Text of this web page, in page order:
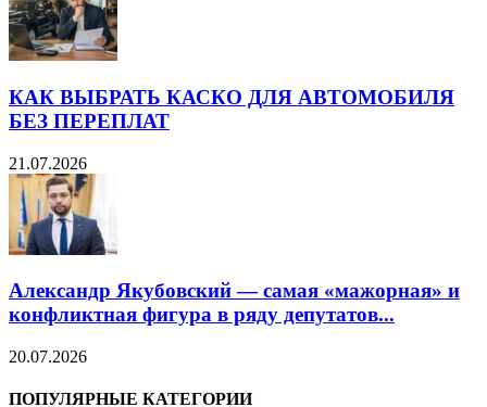
КАК ВЫБРАТЬ КАСКО ДЛЯ АВТОМОБИЛЯ
БЕЗ ПЕРЕПЛАТ
21.07.2026
Александр Якубовский — самая «мажорная» и
конфликтная фигура в ряду депутатов...
20.07.2026
ПОПУЛЯРНЫЕ КАТЕГОРИИ